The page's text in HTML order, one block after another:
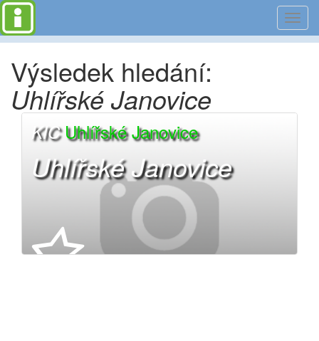
Výsledek hledání:
Uhlířské Janovice
KICUhlířské Janovice
Uhlířské Janovice